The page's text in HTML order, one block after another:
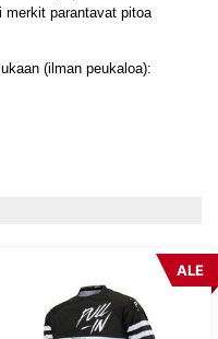
parantavat pitoa
(ilman peukaloa):
ALE